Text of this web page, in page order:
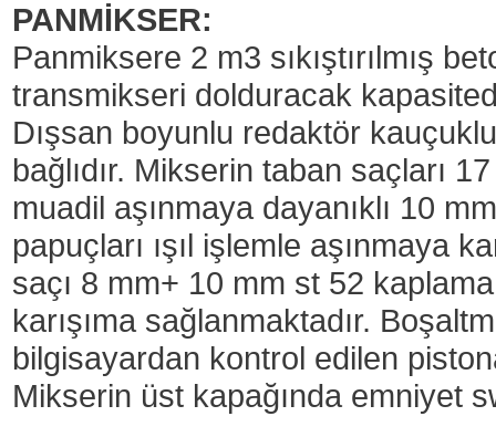
PANMİKSER:
Panmiksere 2 m3 sıkıştırılmış
transmikseri dolduracak
Dışsan boyunlu redaktör
bağlıdır. Mikserin taban saçları
muadil aşınmaya dayanıklı 10
papuçları ışıl işlemle aşınmaya
saçı 8 mm+ 10 mm st 52
karışıma sağlanmaktadır.
bilgisayardan kontrol edilen
Mikserin üst kapağında emniyet